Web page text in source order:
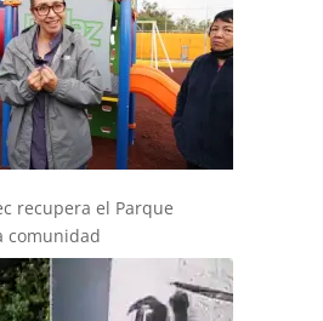
recupera el Parque
comunidad